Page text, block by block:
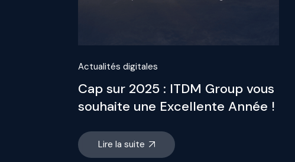
Actualités digitales
Cap sur 2025 : ITDM Group vous
souhaite une Excellente Année !
Lire la suite